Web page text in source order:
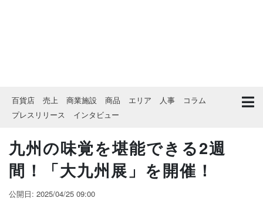
百貨店 売上 商業施設 商品 エリア 人事
コラム
プレスリリース
インタビュー
九州の味覚を堪能できる2週
間！「大九州展」を開催！
公開日: 2025/04/25 09:00